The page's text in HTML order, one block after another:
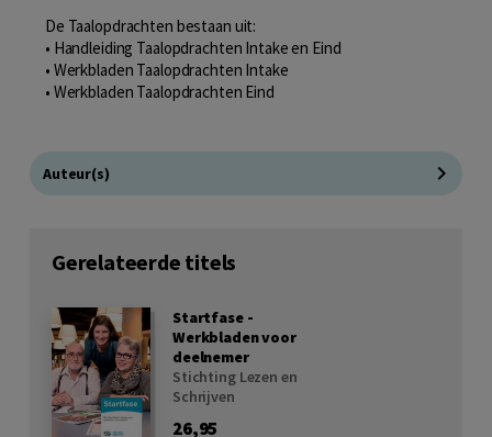
De Taalopdrachten bestaan uit:
• Handleiding Taalopdrachten Intake en Eind
• Werkbladen Taalopdrachten Intake
• Werkbladen Taalopdrachten Eind
Auteur(s)
Gerelateerde titels
Startfase -
Werkbladen voor
deelnemer
Stichting Lezen en
Schrijven
26,95